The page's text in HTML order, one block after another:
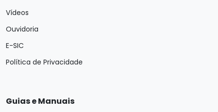
Vídeos
Ouvidoria
E-SIC
Política de Privacidade
Guias e Manuais